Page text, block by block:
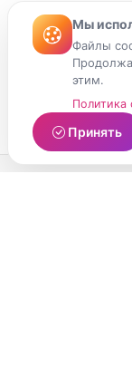
Мы
Файлы
этим.
Политика
Принять